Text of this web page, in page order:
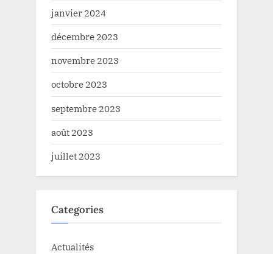
janvier 2024
décembre 2023
novembre 2023
octobre 2023
septembre 2023
août 2023
juillet 2023
Categories
Actualités